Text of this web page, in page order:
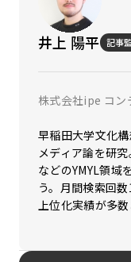
井上 陽平 記事
株式会社ipe コン
早稲田大学文化
メディア論を研
などのYMYL領域
う。月間検索回
上位化実績が多数